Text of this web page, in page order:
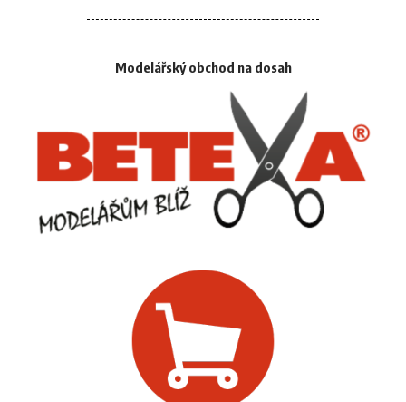
Modelářský obchod na dosah